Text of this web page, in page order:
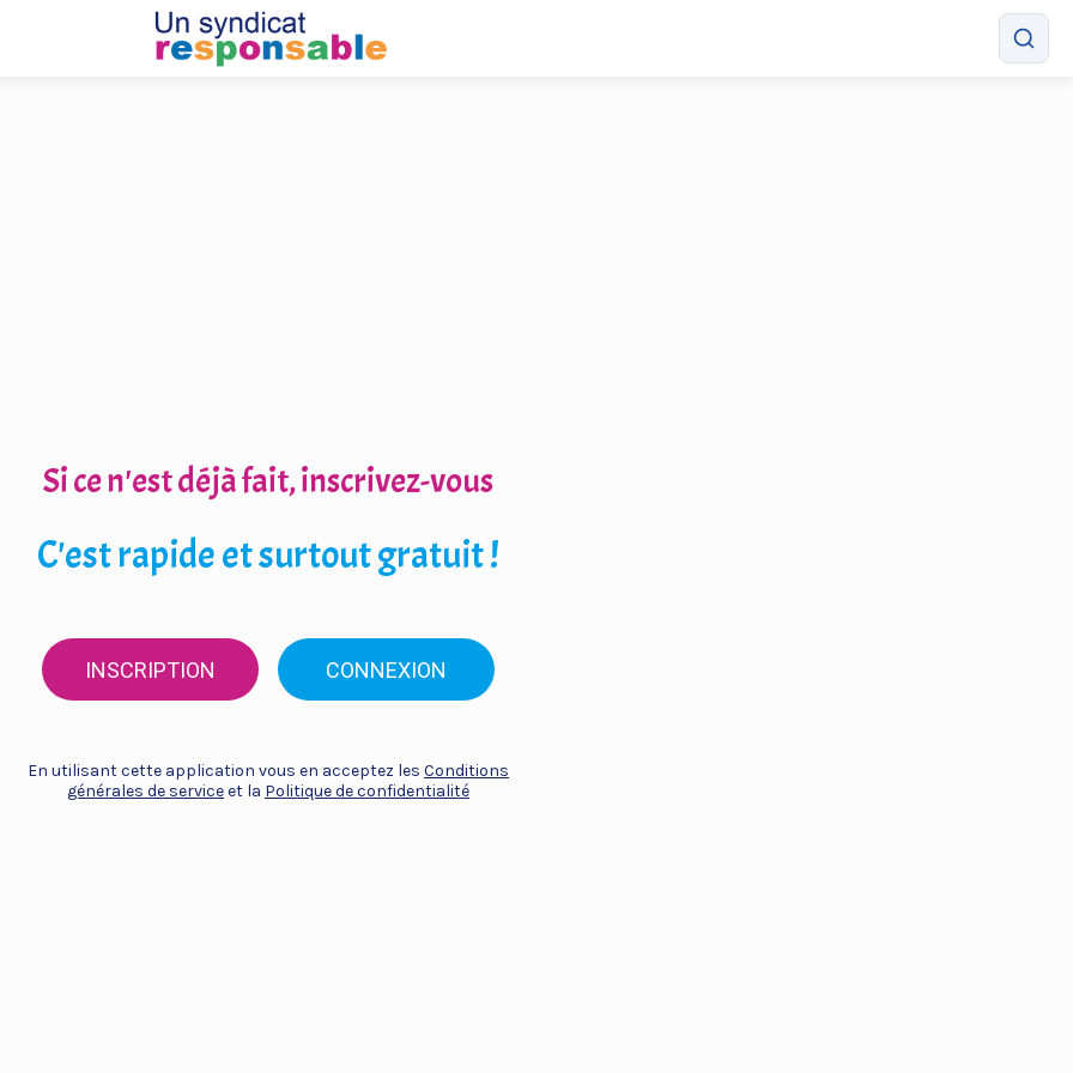
Si ce n'est déjà fait, inscrivez-vous
C'est rapide et surtout gratuit !
INSCRIPTION CONNEXION
En utilisant cette application vous en acceptez les Conditions
générales de serviceet la Politique de confidentialité